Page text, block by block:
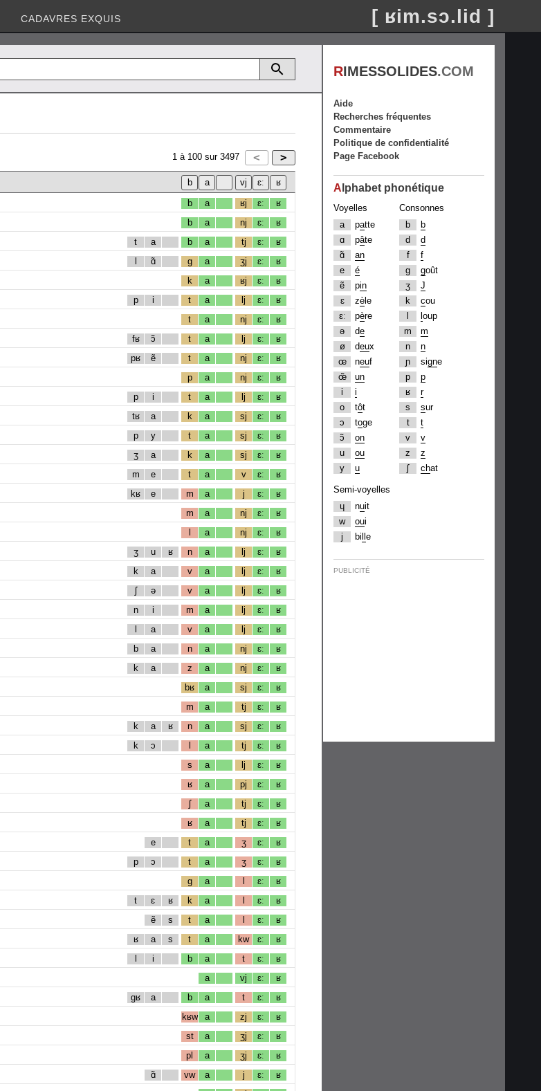
CADAVRES EXQUIS [ ʁim.sɔ.lid ]
1 à 100 sur 3497
b a ʁj ɛː ʁ
b a nj ɛː ʁ
t a b a tj ɛː ʁ
l ɑ̃ g a ʒj ɛː ʁ
k a ʁj ɛː ʁ
p i t a lj ɛː ʁ
t a nj ɛː ʁ
fʁ ɔ̃ t a lj ɛː ʁ
pʁ ẽ t a nj ɛː ʁ
p a nj ɛː ʁ
p i t a lj ɛː ʁ
tʁ a k a sj ɛː ʁ
p y t a sj ɛː ʁ
ʒ a k a sj ɛː ʁ
m e t a v ɛː ʁ
kʁ e m a j ɛː ʁ
m a nj ɛː ʁ
l a nj ɛː ʁ
ʒ u ʁ n a lj ɛː ʁ
k a v a lj ɛː ʁ
ʃ ə v a lj ɛː ʁ
n i m a lj ɛː ʁ
l a v a lj ɛː ʁ
b a n a nj ɛː ʁ
k a z a nj ɛː ʁ
bʁ a sj ɛː ʁ
m a tj ɛː ʁ
k a ʁ n a sj ɛː ʁ
k ɔ l a tj ɛː ʁ
s a lj ɛː ʁ
ʁ a pj ɛː ʁ
ʃ a tj ɛː ʁ
ʁ a tj ɛː ʁ
e t a ʒ ɛː ʁ
p ɔ t a ʒ ɛː ʁ
g a l ɛː ʁ
t ɛ ʁ k a l ɛː ʁ
ẽ s t a l ɛː ʁ
ʁ a s t a kw ɛː ʁ
l i b a t ɛː ʁ
a vj ɛː ʁ
gʁ a b a t ɛː ʁ
kʁw a zj ɛː ʁ
st a ʒj ɛː ʁ
pl a ʒj ɛː ʁ
ɑ̃ vw a j ɛː ʁ
RIMESSOLIDES.COM
Aide
Recherches fréquentes
Commentaire
Politique de confidentialité
Page Facebook
A lphabet phonétique
Voyelles
a
patte
ɑ
pâte
ɑ̃
an
e
é
ẽ
pin
ɛ
zè le
ɛː
père
ə
de
ø
deux
œ
neuf
œ̃
un
i
i
o
tôt
ɔ
toge
ɔ̃
on
u
ou
y
u
Consonnes
b
b
d
d
f
f
g
goût
ʒ
J
k
cou
oup
m
m
n
n
ɲ
signe
p
p
ʁ
r
s
sur
t
t
v
v
z
z
ʃ
chat
Semi-voyelles
ɥ
nuit
w
oui
j
bi e
PUBLICITÉ